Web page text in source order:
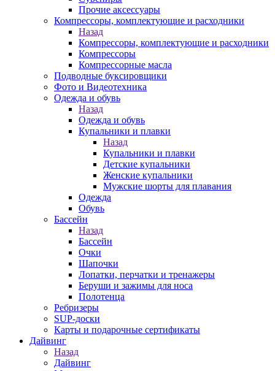
Прочие аксессуары
Компрессоры, комплектующие и расходники
Назад
Компрессоры, комплектующие и расходники
Компрессоры
Компрессорные масла
Подводные буксировщики
Фото и Видеотехника
Одежда и обувь
Назад
Одежда и обувь
Купальники и плавки
Назад
Купальники и плавки
Детские купальники
Женские купальники
Мужские шорты для плавания
Одежда
Обувь
Бассейн
Назад
Бассейн
Очки
Шапочки
Лопатки, перчатки и тренажеры
Беруши и зажимы для носа
Полотенца
Ребризеры
SUP-доски
Карты и подарочные сертификаты
Дайвинг
Назад
Дайвинг